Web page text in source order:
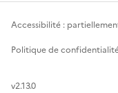
Accessibilité :
Politique de
v2.13.0